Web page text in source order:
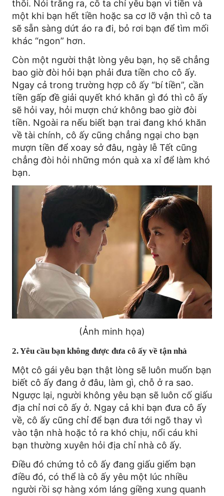
thôi. Nói trắng ra, cô ta chỉ yêu bạn vì tiền và
một khi bạn hết tiền hoặc sa cơ lỡ vận thì cô ta
sẽ sẵn sàng dứt áo ra đi, bỏ rơi bạn để tìm mối
khác “ngon” hơn.
Còn một người thật lòng yêu bạn, họ sẽ chẳng
bao giờ đòi hỏi bạn phải đưa tiền cho cô ấy.
Ngay cả trong trường hợp cô ấy “bí tiền”, cần
tiền gấp đề giải quyết khó khăn gì đó thì cô ấy
sẽ hỏi vay, hỏi mượn chứ không bao giờ đòi
tiền. Ngoài ra nếu biết bạn trai đang khó khăn
về tài chính, cô ấy cũng chẳng ngại cho bạn
mượn tiền để xoay sở đâu, ngày lễ Tết cũng
chẳng đòi hỏi những món quà xa xỉ để làm khó
bạn.
(Ảnh minh họa)
2. Yêu cầu bạn không được đưa cô ấy về tận nhà
Một cô gái yêu bạn thật lòng sẽ luôn muốn bạn
biết cô ấy đang ở đâu, làm gì, chỗ ở ra sao.
Ngược lại, người không yêu bạn sẽ luôn cố giấu
địa chỉ nơi cô ấy ở. Ngay cả khi bạn đưa cô ấy
về, cô ấy cũng chỉ để bạn đưa tới ngõ thay vì
vào tận nhà hoặc tỏ ra khó chịu, nổi cáu khi
bạn thường xuyên hỏi địa chỉ nhà cô ấy.
Điều đó chứng tỏ cô ấy đang giấu giếm bạn
điều đó, có thể là cô ấy yêu một lúc nhiều
người rồi sợ hàng xóm láng giềng xung quanh